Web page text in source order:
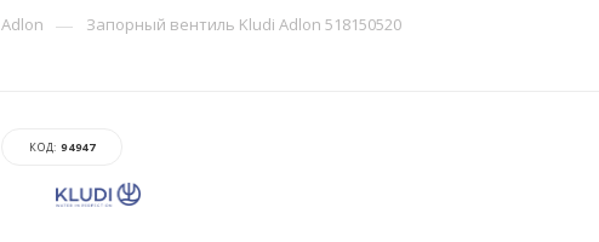
Adlon — Запорный вентиль Kludi Adlon 518150520
КОД: 94947